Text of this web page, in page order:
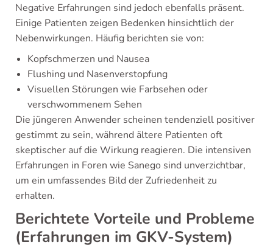
Negative Erfahrungen sind jedoch ebenfalls präsent.
Einige Patienten zeigen Bedenken hinsichtlich der
Nebenwirkungen. Häufig berichten sie von:
Kopfschmerzen und Nausea
Flushing und Nasenverstopfung
Visuellen Störungen wie Farbsehen oder
verschwommenem Sehen
Die jüngeren Anwender scheinen tendenziell positiver
gestimmt zu sein, während ältere Patienten oft
skeptischer auf die Wirkung reagieren. Die intensiven
Erfahrungen in Foren wie Sanego sind unverzichtbar,
um ein umfassendes Bild der Zufriedenheit zu
erhalten.
Berichtete Vorteile und Probleme
(Erfahrungen im GKV-System)